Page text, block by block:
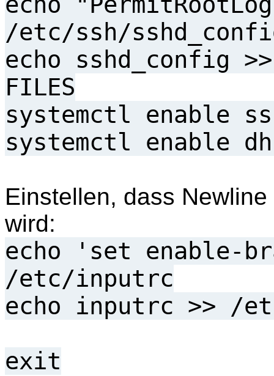
/etc/ssh/
echo sshd_config
FILES
systemctl enable
systemctl enable
Einstellen, dass
wird:
echo 'set enable-
/etc/inputrc
echo inputrc >> /etc/
exit